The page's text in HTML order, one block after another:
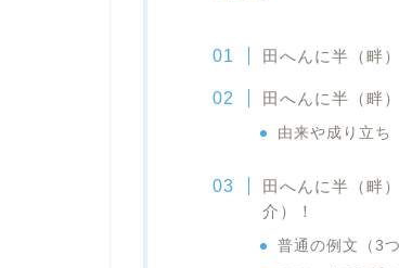
田へんに半（畔
田へんに半（畔
由来や成り立ち
田へんに半（畔
介）！
普通の例文（3つ